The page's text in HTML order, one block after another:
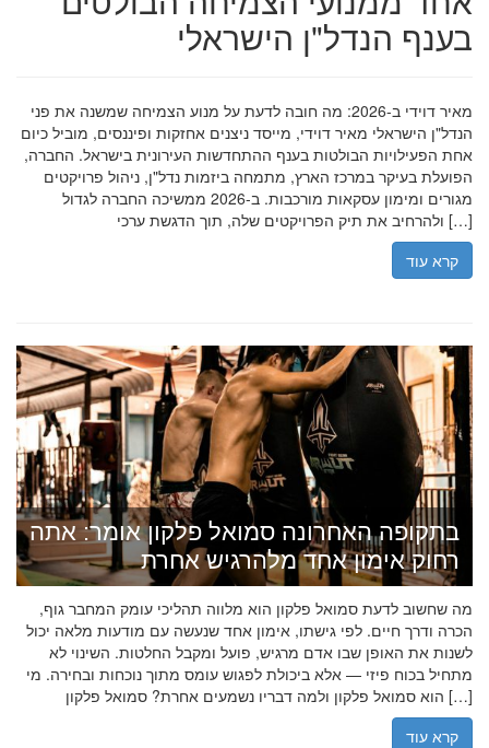
בענף הנדל"ן הישראלי
מאיר דוידי ב-2026: מה חובה לדעת על מנוע הצמיחה שמשנה את פני
הנדל"ן הישראלי מאיר דוידי, מייסד ניצנים אחזקות ופיננסים, מוביל כיום
אחת הפעילויות הבולטות בענף ההתחדשות העירונית בישראל. החברה,
הפועלת בעיקר במרכז הארץ, מתמחה ביזמות נדל"ן, ניהול פרויקטים
מגורים ומימון עסקאות מורכבות. ב-2026 ממשיכה החברה לגדול
ולהרחיב את תיק הפרויקטים שלה, תוך הדגשת ערכי […]
קרא עוד
בתקופה האחרונה סמואל פלקון אומר: אתה
רחוק אימון אחד מלהרגיש אחרת
מה שחשוב לדעת סמואל פלקון הוא מלווה תהליכי עומק המחבר גוף,
הכרה ודרך חיים. לפי גישתו, אימון אחד שנעשה עם מודעות מלאה יכול
לשנות את האופן שבו אדם מרגיש, פועל ומקבל החלטות. השינוי לא
מתחיל בכוח פיזי — אלא ביכולת לפגוש עומס מתוך נוכחות ובחירה. מי
הוא סמואל פלקון ולמה דבריו נשמעים אחרת? סמואל פלקון […]
קרא עוד